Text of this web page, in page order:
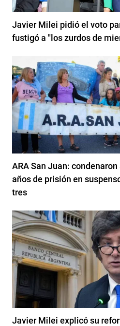
Javier Milei pidió el voto
fustigó a "los zurdos de
ARA San Juan:
años de prisión en
tres
Javier Milei explicó su